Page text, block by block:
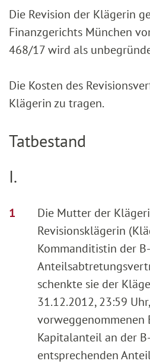
Die Revision der Klägerin
Finanzgerichts München
468/17 wird als
Die Kosten des
Klägerin zu tragen.
Tatbestand
I.
Die Mutter der
Revisionsklägerin
Kommanditistin der
schenkte sie der
31.12.2012, 23:59
vorweggenommenen
Kapitalanteil an der
entsprechenden